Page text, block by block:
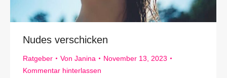
Nudes verschicken
Ratgeber Von Janina
November 13, 2023
Kommentar hinterlassen